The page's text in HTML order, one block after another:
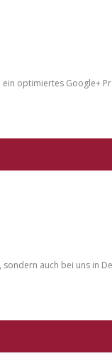
ein optimiertes Google+
auch bei uns in